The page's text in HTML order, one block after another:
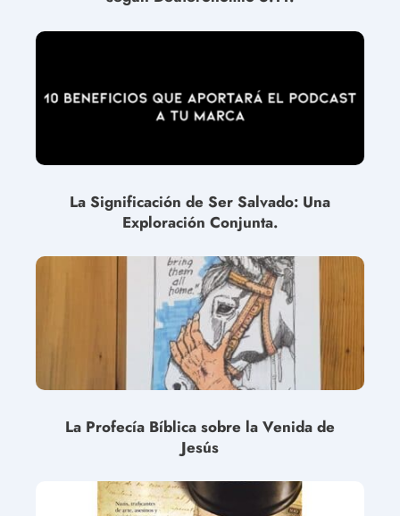
La Significación de Ser Salvado: Una
Exploración Conjunta.
La Profecía Bíblica sobre la Venida de
Jesús